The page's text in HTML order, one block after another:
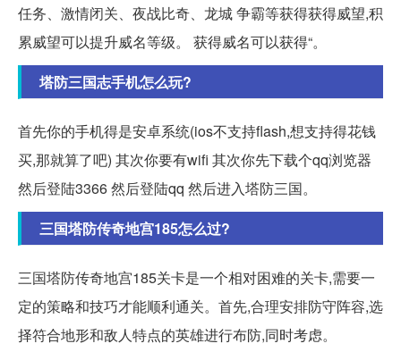
任务、激情闭关、夜战比奇、龙城 争霸等获得获得威望,积
累威望可以提升威名等级。 获得威名可以获得“。
塔防三国志手机怎么玩?
首先你的手机得是安卓系统(ios不支持flash,想支持得花钱
买,那就算了吧) 其次你要有wifi 其次你先下载个qq浏览器
然后登陆3366 然后登陆qq 然后进入塔防三国。
三国塔防传奇地宫185怎么过?
三国塔防传奇地宫185关卡是一个相对困难的关卡,需要一
定的策略和技巧才能顺利通关。首先,合理安排防守阵容,选
择符合地形和敌人特点的英雄进行布防,同时考虑。